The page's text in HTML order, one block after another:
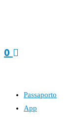
0
Passaporto
App